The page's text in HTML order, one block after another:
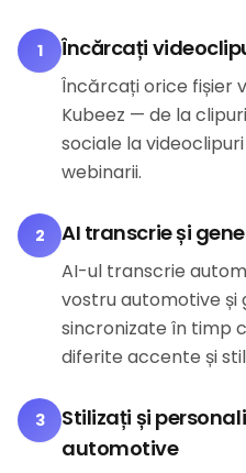
1 Încărcați
Încărcați orice fișier
Kubeez — de la
sociale la
webinarii.
2 AI transcrie și
AI-ul transcrie
vostru automotive
sincronizate în timp
diferite accente și
3
Stilizați și
automotive